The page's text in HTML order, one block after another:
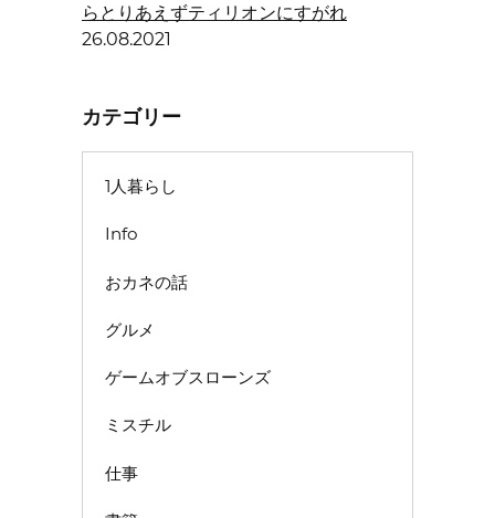
らとりあえずティリオンにすがれ
26.08.2021
カテゴリー
1人暮らし
Info
おカネの話
グルメ
ゲームオブスローンズ
ミスチル
仕事